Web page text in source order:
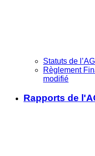
Statuts de
Règlement
modifié
Rapports de